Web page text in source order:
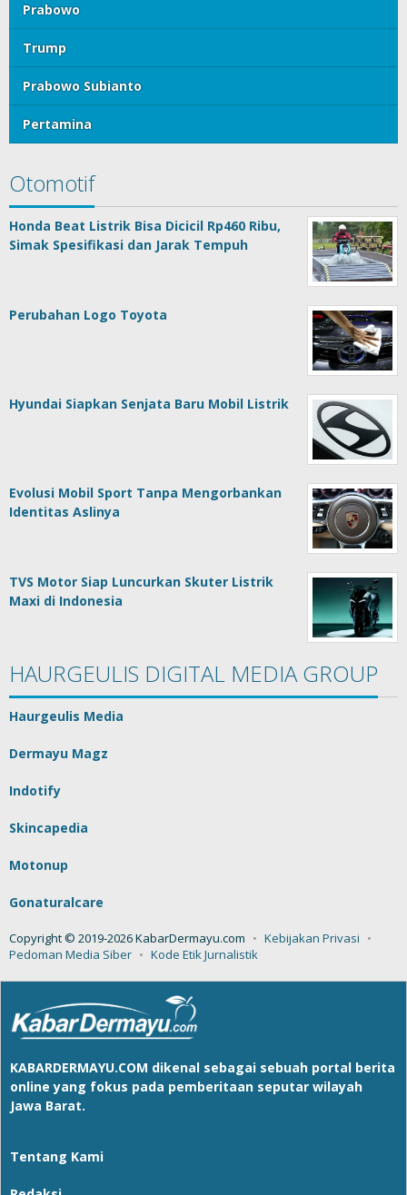
Prabowo
Trump
Prabowo Subianto
Pertamina
Otomotif
Honda Beat Listrik Bisa Dicicil Rp460 Ribu,
Simak Spesifikasi dan Jarak Tempuh
Perubahan Logo Toyota
Hyundai Siapkan Senjata Baru Mobil Listrik
Evolusi Mobil Sport Tanpa Mengorbankan
Identitas Aslinya
TVS Motor Siap Luncurkan Skuter Listrik
Maxi di Indonesia
HAURGEULIS DIGITAL MEDIA GROUP
Haurgeulis Media
Dermayu Magz
Indotify
Skincapedia
Motonup
Gonaturalcare
Copyright © 2019-2026 KabarDermayu.com
Kebijakan Privasi
Pedoman Media Siber
Kode Etik Jurnalistik
KABARDERMAYU.COM dikenal sebagai sebuah portal berita
online yang fokus pada pemberitaan seputar wilayah
Jawa Barat.
Tentang Kami